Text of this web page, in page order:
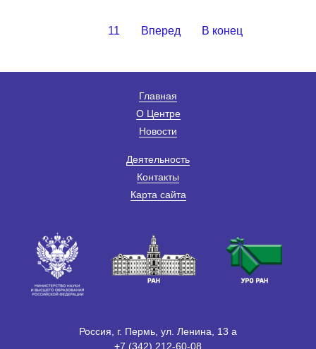
11 Вперед В конец
Главная
О Центре
Новости
Деятельность
Контакты
Карта сайта
Россия, г. Пермь, ул. Ленина, 13 а
+7 (342) 212-60-08